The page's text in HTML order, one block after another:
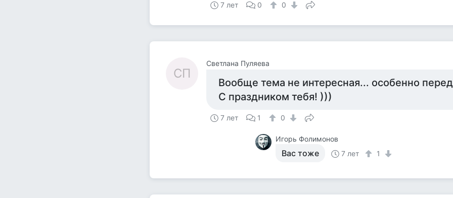
7 лет 0 0
СП
Светлана Пуляева
Вообще тема не интересная... особенно
С праздником тебя! )))
7 лет 1 0
Игорь Фолимонов
Вас тоже 7 лет 1